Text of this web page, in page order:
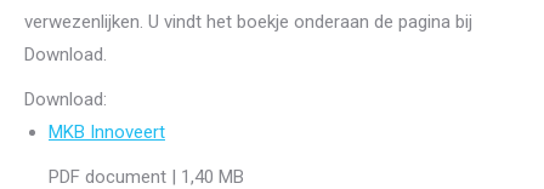
verwezenlijken. U vindt het boekje onderaan de pagina bij
Download.
Download:
MKB Innoveert
PDF document | 1,40 MB